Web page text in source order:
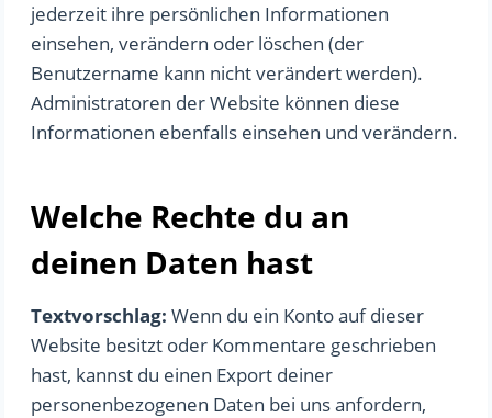
jederzeit ihre persönlichen Informationen
einsehen, verändern oder löschen (der
Benutzername kann nicht verändert werden).
Administratoren der Website können diese
Informationen ebenfalls einsehen und verändern.
Welche Rechte du an
deinen Daten hast
Textvorschlag: Wenn du ein Konto auf dieser
Website besitzt oder Kommentare geschrieben
hast, kannst du einen Export deiner
personenbezogenen Daten bei uns anfordern,